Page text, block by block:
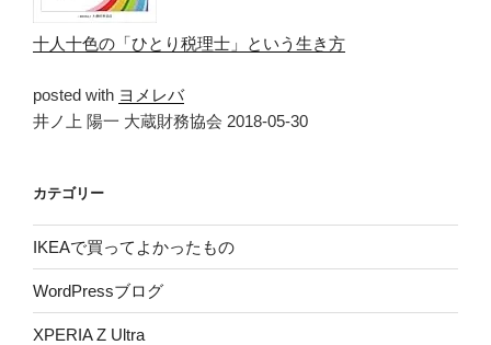
十人十色の「ひとり税理士」という生き方
posted with ヨメレバ
井ノ上 陽一 大蔵財務協会 2018-05-30
カテゴリー
IKEAで買ってよかったもの
WordPressブログ
XPERIA Z Ultra